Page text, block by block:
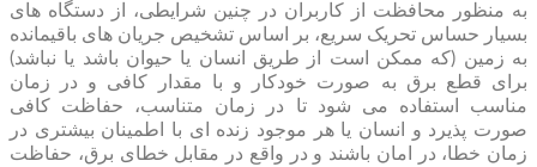
به منظور محافظت از کاربران در چنین شرایطی، از دستگاه های
بسیار حساس تحریک سریع، بر اساس تشخیص جریان های باقیمانده
به زمین (که ممکن است از طریق انسان یا حیوان باشد یا نباشد)
برای قطع برق به صورت خودکار و با مقدار کافی و در زمان
مناسب استفاده می شود تا در زمان متناسب، حفاظت کافی
صورت پذیرد و انسان یا هر موجود زنده ای با اطمینان بیشتری در
زمان خطا، در امان باشند و در واقع در مقابل خطای برق، حفاظت